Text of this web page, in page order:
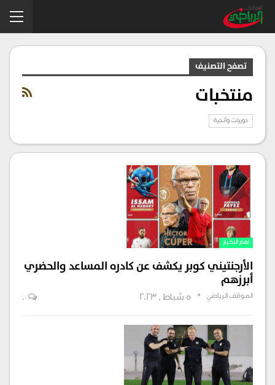
تصفح التصنيف
منتخبات
دوريات وأندية
اهم الاخبار
الأرجنتيني كوبر يكشف عن كادره المساعد والحضري
أبرزهم
الموقف الرياضي 0